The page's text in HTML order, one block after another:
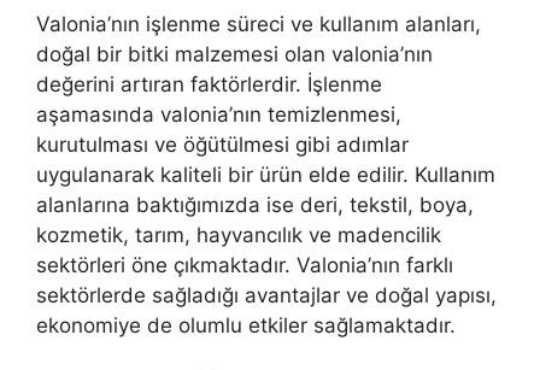
Valonia’nın işlenme süreci ve kullanım alanları,
doğal bir bitki malzemesi olan valonia’nın
değerini artıran faktörlerdir. İşlenme
aşamasında valonia’nın temizlenmesi,
kurutulması ve öğütülmesi gibi adımlar
uygulanarak kaliteli bir ürün elde edilir. Kullanım
alanlarına baktığımızda ise deri, tekstil, boya,
kozmetik, tarım, hayvancılık ve madencilik
sektörleri öne çıkmaktadır. Valonia’nın farklı
sektörlerde sağladığı avantajlar ve doğal yapısı,
ekonomiye de olumlu etkiler sağlamaktadır.